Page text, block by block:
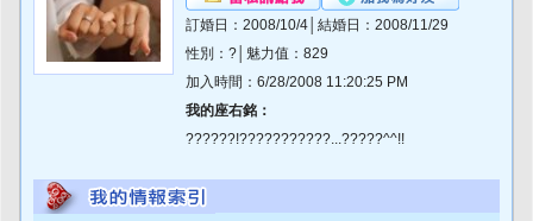
訂婚日：2008/10/4│結婚日：2008/11/29
性別：?│魅力值：829
加入時間：6/28/2008 11:20:25 PM
我的座右銘：
??????!???????????...?????^^!!